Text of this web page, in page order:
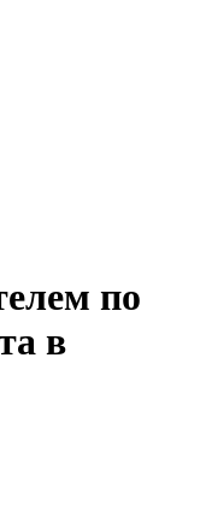
по
в